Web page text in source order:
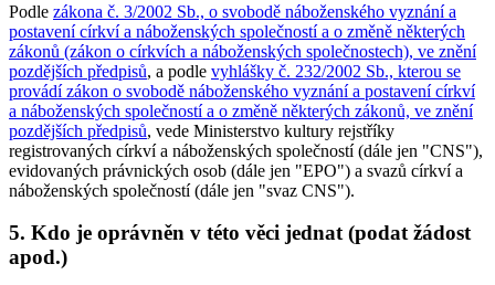
Podle zákona č. 3/2002 Sb., o svobodě náboženského vyznání a
postavení církví a náboženských společností a o změně některých
zákonů (zákon o církvích a náboženských společnostech), ve znění
pozdějších předpisů, a podle vyhlášky č. 232/2002 Sb., kterou se
provádí zákon o svobodě náboženského vyznání a postavení církví
a náboženských společností a o změně některých zákonů, ve znění
pozdějších předpisů, vede Ministerstvo kultury rejstříky
registrovaných církví a náboženských společností (dále jen "CNS"),
evidovaných právnických osob (dále jen "EPO") a svazů církví a
náboženských společností (dále jen "svaz CNS").
5. Kdo je oprávněn v této věci jednat (podat žádost
apod.)